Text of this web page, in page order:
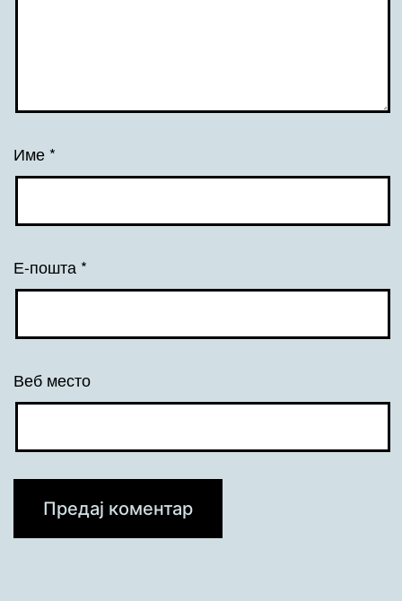
Име *
Е-пошта *
Веб место